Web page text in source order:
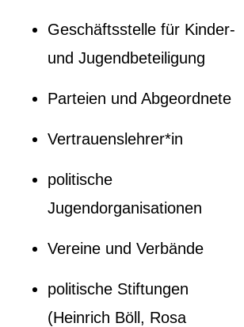
Geschäftsstelle für Kinder-
und Jugendbeteiligung
Parteien und Abgeordnete
Vertrauenslehrer*in
politische
Jugendorganisationen
Vereine und Verbände
politische Stiftungen
(Heinrich Böll, Rosa